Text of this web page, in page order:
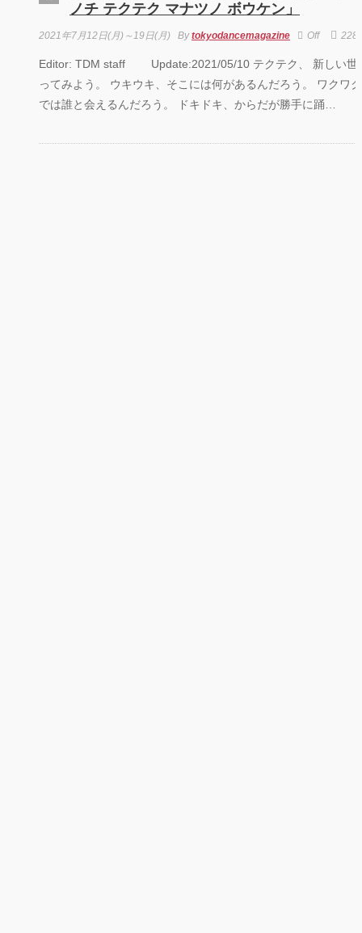
ノチ テクテク マナツノ ボウケン」
2021年7月12日(月)～19日(月) Bytokyodancemagazine Off
Editor: TDM staff Update:2021/05/10 テクテク、 新しい世
ってみよう。 ウキウキ、そこには何があるんだろう。 ワクワ
では誰と会えるんだろう。 ドキドキ、からだが勝手に踊…